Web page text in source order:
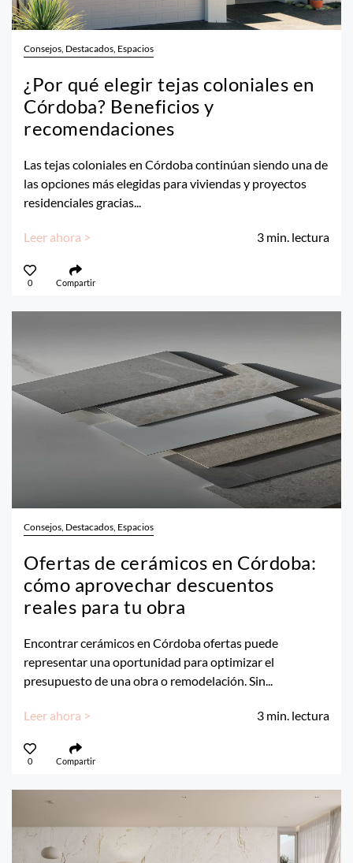
Consejos, Destacados, Espacios
¿Por qué elegir tejas coloniales en
Córdoba? Beneficios y
recomendaciones
Las tejas coloniales en Córdoba continúan siendo una de
las opciones más elegidas para viviendas y proyectos
residenciales gracias...
Leer ahora > 3 min. lectura
0 Compartir
Consejos, Destacados, Espacios
Ofertas de cerámicos en Córdoba:
cómo aprovechar descuentos
reales para tu obra
Encontrar cerámicos en Córdoba ofertas puede
representar una oportunidad para optimizar el
presupuesto de una obra o remodelación. Sin...
Leer ahora > 3 min. lectura
0 Compartir